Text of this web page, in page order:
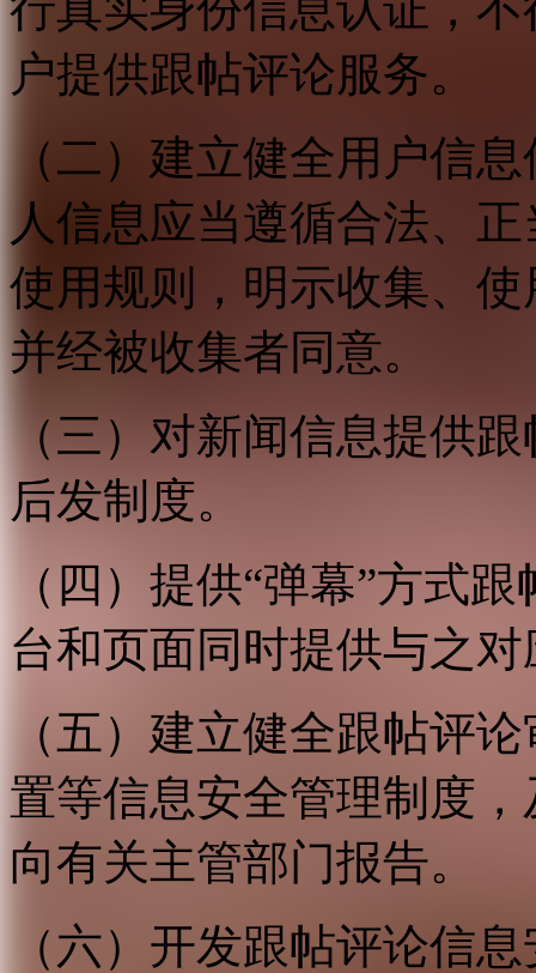
户提供跟帖评论服务。
（二）建立健全用户信
人信息应当遵循合法、
使用规则，明示收集、
并经被收集者同意。
（三）对新闻信息提供
后发制度。
（四）提供“弹幕”方式
台和页面同时提供与之
（五）建立健全跟帖评
置等信息安全管理制度
向有关主管部门报告。
（六）开发跟帖评论信